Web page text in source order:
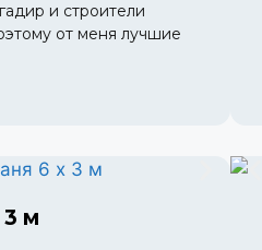
и строители
от меня лучшие
3 м